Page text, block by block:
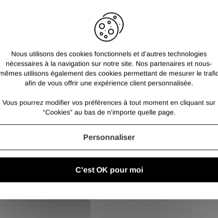
POSSIBLES D'OXYDATION
Grâce à leur
soudabilité utiles
l'industrie comme
Les fers plats sont
traces d'oxydation.
Nous utilisons des cookies fonctionnels et d’autres technologies
nécessaires à la navigation sur notre site. Nos partenaires et nous-
mêmes utilisons également des cookies permettant de mesurer le
afin de vous offrir une expérience client personnalisée.
Vous pourrez modifier vos préférences à tout moment en cliquant sur
“Cookies” au bas de n'importe quelle page.
C'est OK pour moi
Personnaliser